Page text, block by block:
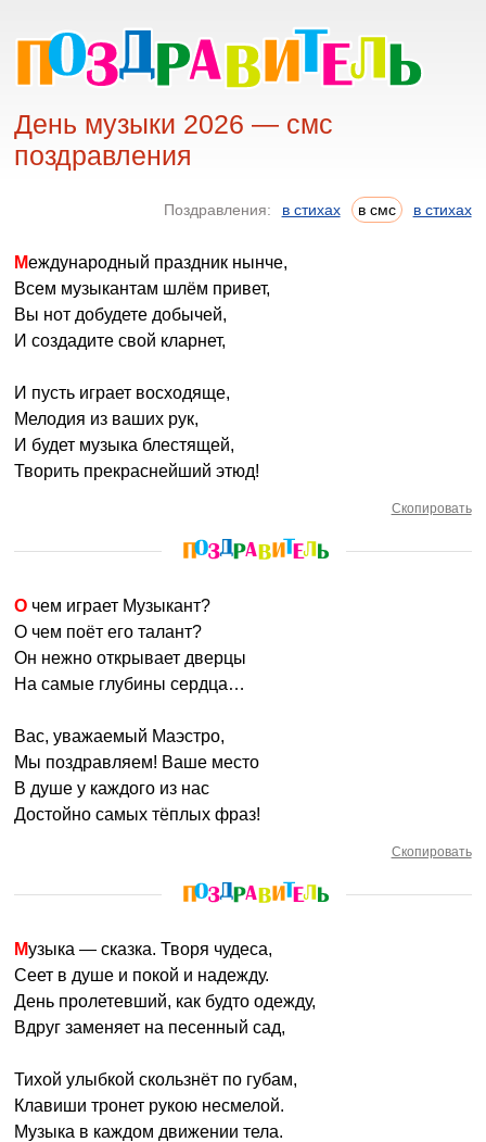
День музыки 2026 — смс
поздравления
Поздравления: в стихах в смс в стихах
Международный праздник нынче,
Всем музыкантам шлём привет,
Вы нот добудете добычей,
И создадите свой кларнет,
И пусть играет восходяще,
Мелодия из ваших рук,
И будет музыка блестящей,
Творить прекраснейший этюд!
Скопировать
О чем играет Музыкант?
О чем поёт его талант?
Он нежно открывает дверцы
На самые глубины сердца…
Вас, уважаемый Маэстро,
Мы поздравляем! Ваше место
В душе у каждого из нас
Достойно самых тёплых фраз!
Скопировать
Музыка — сказка. Творя чудеса,
Сеет в душе и покой и надежду.
День пролетевший, как будто одежду,
Вдруг заменяет на песенный сад,
Тихой улыбкой скользнёт по губам,
Клавиши тронет рукою несмелой.
Музыка в каждом движении тела.